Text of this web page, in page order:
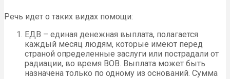
Речь идет о таких видах помощи:
ЕДВ – единая денежная выплата, полагается
каждый месяц людям, которые имеют перед
страной определенные заслуги или пострадали от
радиации, во время ВОВ. Выплата может быть
назначена только по одному из оснований. Сумма